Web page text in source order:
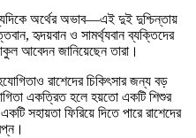
অর্থের অভাব—এই দুই দুশ্চিন্তায়
হৃদয়বান ও সামর্থ্যবান ব্যক্তিদের
আবেদন জানিয়েছেন তারা।
রাশেদের চিকিৎসার জন্য বড়
একত্রিত হলে হয়তো একটি শিশুর
সহায়তা ফিরিয়ে দিতে পারে রাশেদের